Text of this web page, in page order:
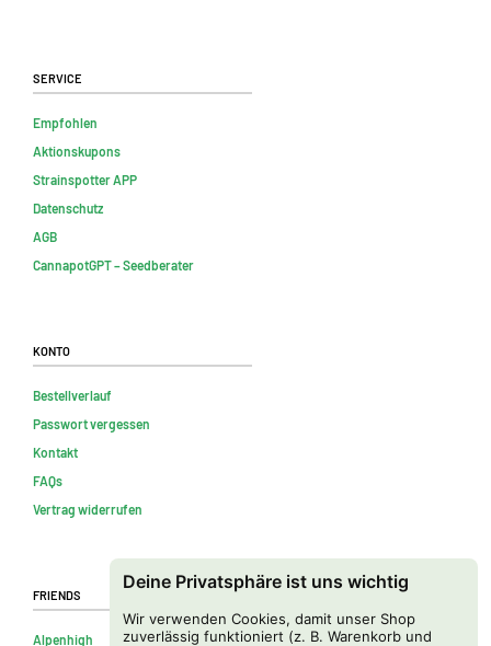
Deine Privatsphäre ist uns wichtig
Wir verwenden Cookies, damit unser Shop
zuverlässig funktioniert (z. B. Warenkorb und
Service
Empfohlen
Aktionskupons
Strainspotter APP
Datenschutz
AGB
CannapotGPT – Seedberater
Konto
Bestellverlauf
Passwort vergessen
Kontakt
FAQs
Vertrag widerrufen
Friends
Alpenhigh